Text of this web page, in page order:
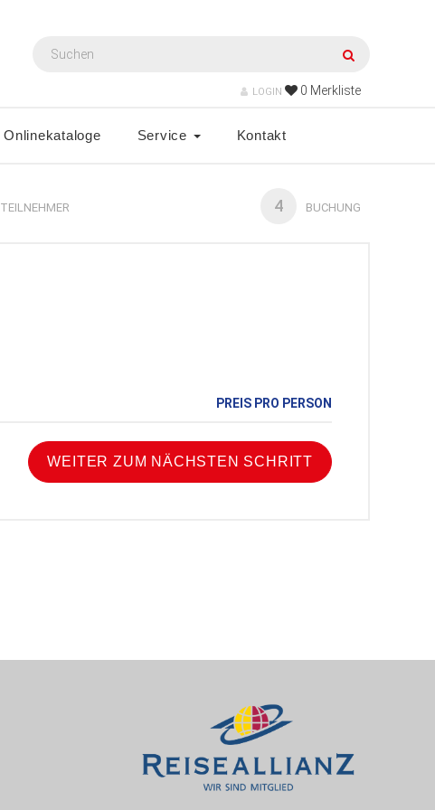
LOGIN 0 Merkliste
Onlinekataloge Service Kontakt
TEILNEHMER 4 BUCHUNG
PREIS PRO PERSON
WEITER ZUM NÄCHSTEN SCHRITT